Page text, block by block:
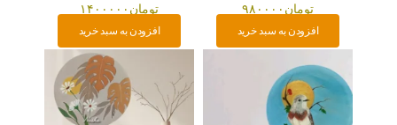
تومان ۹۸۰۰۰۰
افزودن به سبد خرید
تومان ۱۴۰۰۰۰۰
افزودن به سبد خرید